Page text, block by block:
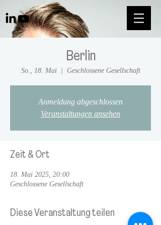
Berlin
So., 18. Mai
  |
Geschlossene Gesellschaft
Anmeldung abgeschlossen
Veranstaltungen ansehen
Zeit & Ort
18. Mai 2025, 20:00
Geschlossene Gesellschaft
Diese Veranstaltung teilen